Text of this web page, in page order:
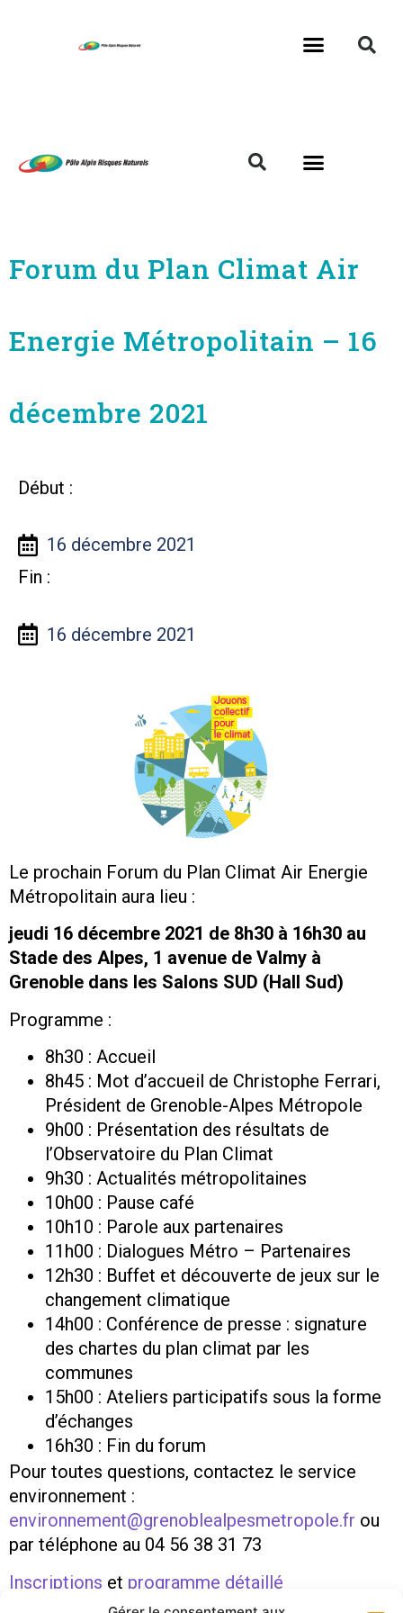
Forum du Plan Climat Air
Energie Métropolitain – 16
décembre 2021
Début :
16 décembre 2021
Fin :
16 décembre 2021
Le prochain Forum du Plan Climat Air Energie
Métropolitain aura lieu :
jeudi 16 décembre 2021 de 8h30 à 16h30 au
Stade des Alpes, 1 avenue de Valmy à
Grenoble dans les Salons SUD (Hall Sud)
Programme :
8h30 : Accueil
8h45 : Mot d’accueil de Christophe Ferrari,
Président de Grenoble-Alpes Métropole
9h00 : Présentation des résultats de
l’Observatoire du Plan Climat
9h30 : Actualités métropolitaines
10h00 : Pause café
10h10 : Parole aux partenaires
11h00 : Dialogues Métro – Partenaires
12h30 : Buffet et découverte de jeux sur le
changement climatique
14h00 : Conférence de presse : signature
des chartes du plan climat par les
communes
15h00 : Ateliers participatifs sous la forme
d’échanges
16h30 : Fin du forum
Pour toutes questions, contactez le service
environnement :
environnement@grenoblealpesmetropole.fr ou
par téléphone au 04 56 38 31 73
Inscriptions et programme détaillé